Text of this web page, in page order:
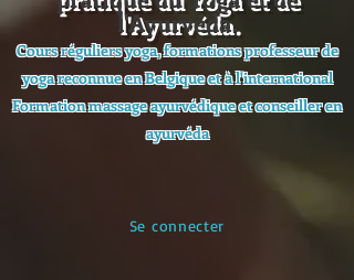
l'Ayurvéda.
Cours réguliers yoga, formations professeur de
yoga reconnue en Belgique et à l'international
Formation massage ayurvédique et conseiller en
ayurvéda
Se connecter